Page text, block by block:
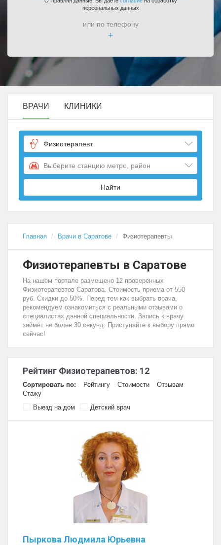
персональных данных
или по телефону
+
ВРАЧИ КЛИНИКИ
Физиотерапевт
Выберите станцию метро, район
Найти
Главная Врачи в Саратове Физиотерапевты
Физиотерапевты в Саратове
На нашем портале размещено 12 проверенных
Физиотерапевтов Саратова. Стоимость приема от 550
руб. Скидки до 50%. Перед тем как выбрать врача,
рекомендуем ознакомиться с реальными отзывами о
специалистах данной специальности. Запись к врачу
займёт не более 30 секунд. Приступайте к выбору прямо
сейчас!
Рейтинг Физиотерапевтов: 12
Сортировать по: Рейтингу Стоимости
Отзывам
Стажу
Выезд на дом
Детский врач
Пыркова Людмила Юрьевна